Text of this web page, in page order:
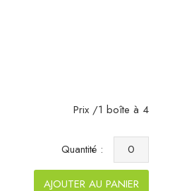
Prix /1 boîte à 4
Quantité :
AJOUTER AU PANIER